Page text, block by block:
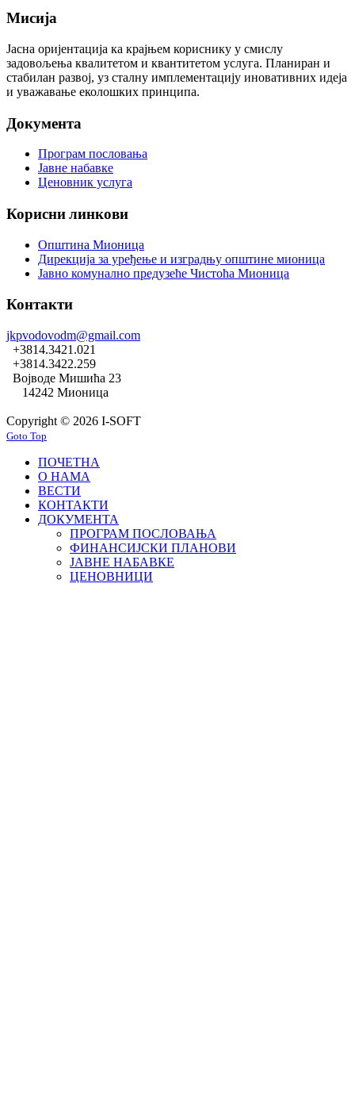
Мисија
Јасна оријентација ка крајњем кориснику у смислу
задовољења квалитетом и квантитетом услуга. Планиран и
стабилан развој, уз сталну имплементацију иновативних идеја
и уважавање еколошких принципа.
Документа
Програм пословања
Јавне набавке
Ценовник услуга
Корисни линкови
Општина Мионица
Дирекција за уређење и изградњу општине мионица
Јавно комунално предузеће Чистоћа Мионица
Контакти
jkpvodovodm@gmail.com
+3814.3421.021
+3814.3422.259
Војводе Мишића 23
14242 Мионица
Copyright © 2026 I-SOFT
Goto Top
ПОЧЕТНА
О НАМА
ВЕСТИ
КОНТАКТИ
ДОКУМЕНТА
ПРОГРАМ ПОСЛОВАЊА
ФИНАНСИЈСКИ ПЛАНОВИ
ЈАВНЕ НАБАВКЕ
ЦЕНОВНИЦИ